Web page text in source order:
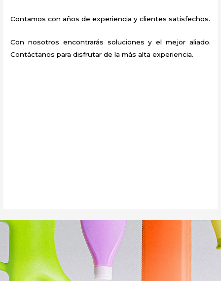
Contamos con años de experiencia y clientes satisfechos.
Con nosotros encontrarás soluciones y el mejor aliado.
Contáctanos para disfrutar de la más alta experiencia.